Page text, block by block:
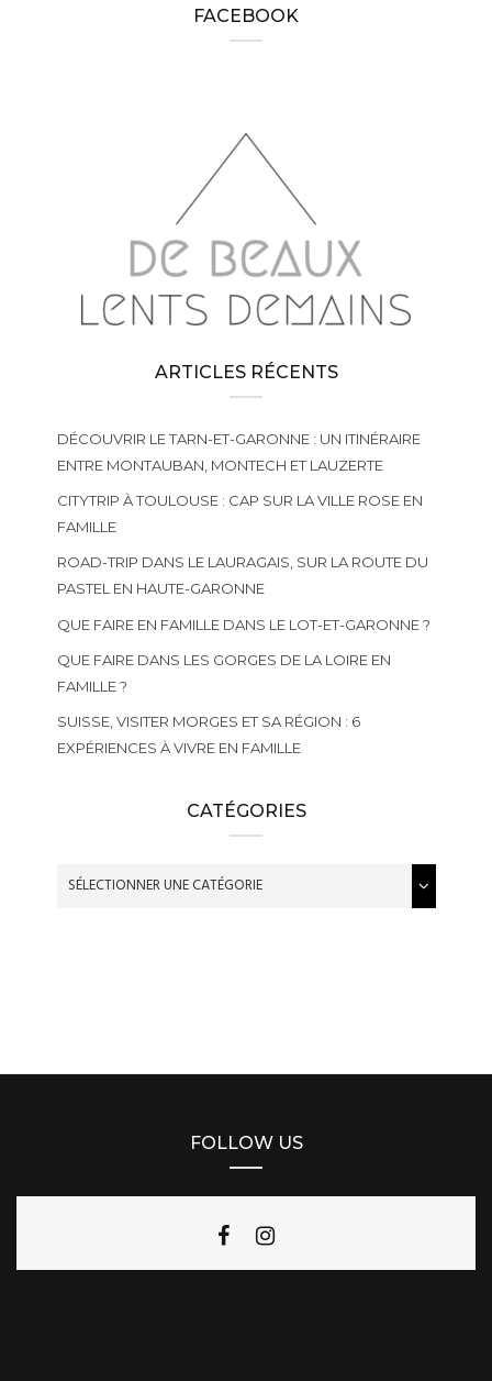
FACEBOOK
ARTICLES RÉCENTS
DÉCOUVRIR LE TARN-ET-GARONNE : UN ITINÉRAIRE
ENTRE MONTAUBAN, MONTECH ET LAUZERTE
CITYTRIP À TOULOUSE : CAP SUR LA VILLE ROSE EN
FAMILLE
ROAD-TRIP DANS LE LAURAGAIS, SUR LA ROUTE DU
PASTEL EN HAUTE-GARONNE
QUE FAIRE EN FAMILLE DANS LE LOT-ET-GARONNE ?
QUE FAIRE DANS LES GORGES DE LA LOIRE EN
FAMILLE ?
SUISSE, VISITER MORGES ET SA RÉGION : 6
EXPÉRIENCES À VIVRE EN FAMILLE
CATÉGORIES
FOLLOW US